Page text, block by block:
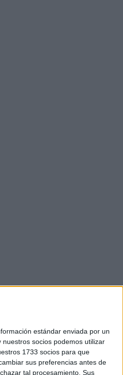
estándar enviada por un
socios podemos utilizar
1733 socios para que
sus preferencias antes de
tal procesamiento. Sus